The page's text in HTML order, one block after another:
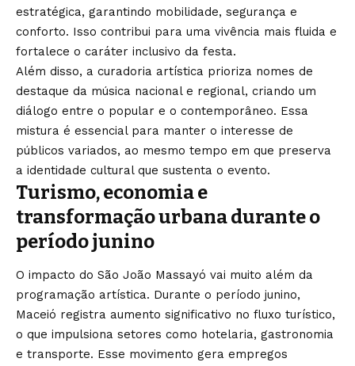
estratégica, garantindo mobilidade, segurança e
conforto. Isso contribui para uma vivência mais fluida e
fortalece o caráter inclusivo da festa.
Além disso, a curadoria artística prioriza nomes de
destaque da música nacional e regional, criando um
diálogo entre o popular e o contemporâneo. Essa
mistura é essencial para manter o interesse de
públicos variados, ao mesmo tempo em que preserva
a identidade cultural que sustenta o evento.
Turismo, economia e
transformação urbana durante o
período junino
O impacto do São João Massayó vai muito além da
programação artística. Durante o período junino,
Maceió registra aumento significativo no fluxo turístico,
o que impulsiona setores como hotelaria, gastronomia
e transporte. Esse movimento gera empregos